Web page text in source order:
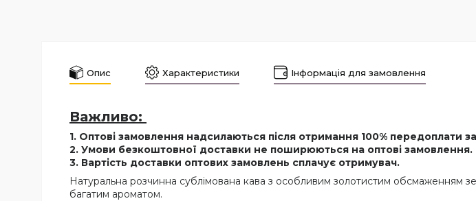
Опис Характеристики Інформація для замовлення
Важливо:
1. Оптові замовлення надсилаються після отримання 100% передоплати
2. Умови безкоштовної доставки не поширюються на оптові замовлення.
3. Вартість доставки оптових замовлень сплачує отримувач.
Натуральна розчинна сублімована кава з особливим золотистим
багатим ароматом.